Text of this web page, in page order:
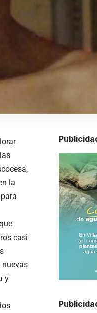
la
casi
nuevas
y